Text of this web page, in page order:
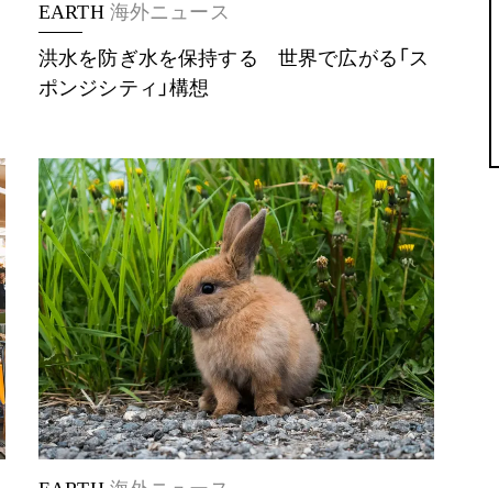
EARTH 海外ニュース
洪水を防ぎ水を保持する 世界で広がる「ス
ポンジシティ」構想